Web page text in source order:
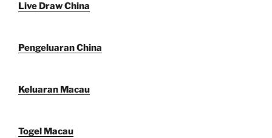
Live Draw China
Pengeluaran China
Keluaran Macau
Togel Macau